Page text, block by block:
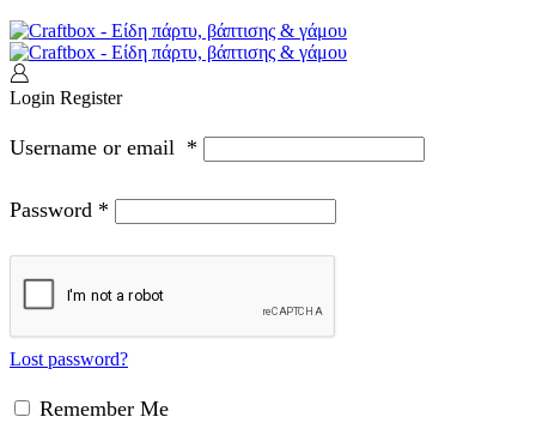
Login Register
Username or email *
Password *
Lost password?
Remember Me